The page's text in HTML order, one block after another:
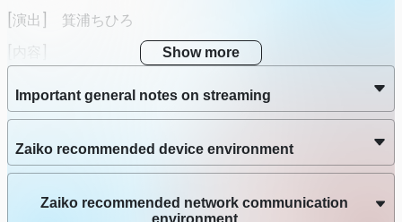
[演出] 箕浦ちひろ
[内容]
ある古ぼけたアパート。そのアパートの一室には幽霊が出る
という噂が・・・
史と美奈はその一室で「幽霊ビジネス」を始めようとするの
だが
そこに現れたのは、美奈の元彼“健太”との結婚を控えた晴美
だった。
[出演者]
Show more
Important general notes on streaming
Zaiko recommended device environment
Zaiko recommended network communication